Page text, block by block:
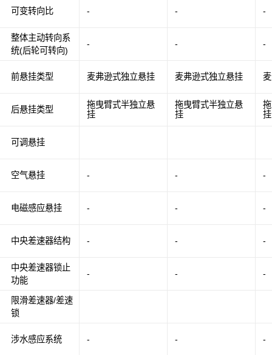
可变转向比
整体主动转向系
统(后轮可转向)
前悬挂类型
后悬挂类型
可调悬挂
空气悬挂
电磁感应悬挂
中央差速器结构
中央差速器锁止
功能
限滑差速器/差速
锁
涉水感应系统
- - -
- - -
麦弗逊式独立悬挂 麦弗逊式独立悬挂
拖曳臂式半独立悬
挂
拖曳臂式半独立悬
挂
挂
- - -
- - -
- - -
- - -
- - -